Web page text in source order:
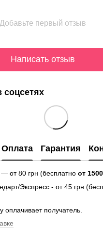
Добавьте первый отзыв
Написать отзыв
соцсетях
Оплата Гарантия
от 80 грн (бесплатно от
Экспресс - от 45 грн
оплачивает получатель.